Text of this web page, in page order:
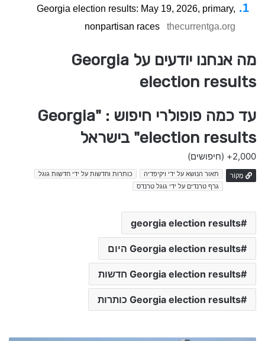
Georgia election results: May 19, 2026, primary,
nonpartisan races
thecurrentga.org
מה אנחנו יודעים על Georgia
election results
עד כמה פופולרי חיפוש : "Georgia
election results" בישראל
2,000+ (חיפושים)
מָקוֹר תאור הנושא על ידי ויקיפדיה
כותרות וחדשות על ידי חדשות גוגל
גרף טרנדים על ידי גוגל טרנדס
georgia election results
Georgia election results היום
Georgia election results חדשות
Georgia election results כותרות